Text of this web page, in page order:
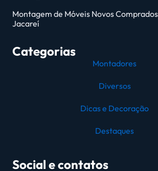
Montagem de Móveis Novos
Jacareí
Categorias
Montadores
Diversos
Dicas e Decoração
Destaques
Social e contatos